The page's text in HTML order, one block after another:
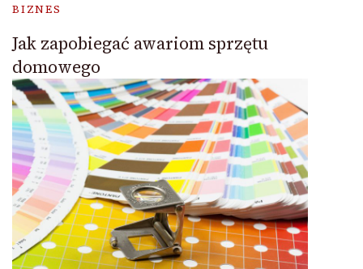
BIZNES
Jak zapobiegać awariom sprzętu
domowego